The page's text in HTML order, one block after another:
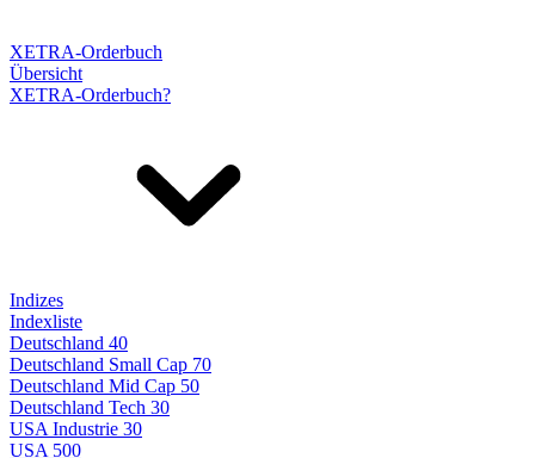
XETRA-Orderbuch
Übersicht
XETRA-Orderbuch?
Indizes
Indexliste
Deutschland 40
Deutschland Small Cap 70
Deutschland Mid Cap 50
Deutschland Tech 30
USA Industrie 30
USA 500